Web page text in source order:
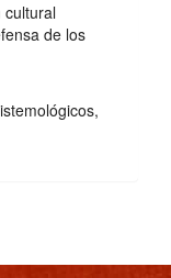
cultural
de los